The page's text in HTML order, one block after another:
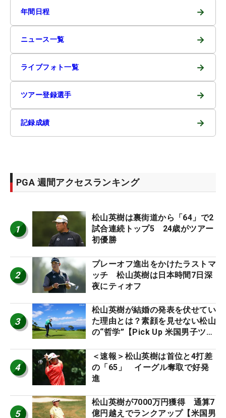
年間日程 →
ニュース一覧 →
ライブフォト一覧 →
ツアー登録選手 →
記録成績 →
PGA 週間アクセスランキング
1
松山英樹は裏街道から「64」で2
試合連続トップ5 24歳がツアー
初優勝
2
プレーオフ進出をかけたラストマ
ッチ 松山英樹は日本時間7日深
夜にティオフ
3
松山英樹が結婚の発表を伏せてい
た理由とは？素顔を見せない松山
の“哲学”【Pick Up 米国男子ツア
4
＜速報＞松山英樹は首位と4打差
の「65」 イーグル奪取で好発
進
5
松山英樹が7000万円獲得 通算7
億円越えでランクアップ【米国男